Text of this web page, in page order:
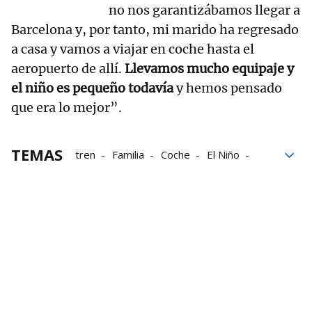
no nos garantizábamos llegar a
Barcelona y, por tanto, mi marido ha regresado
a casa y vamos a viajar en coche hasta el
aeropuerto de allí. Llevamos mucho equipaje y
el niño es pequeño todavíay hemos pensado
que era lo mejor”.
TEMAS tren Familia Coche
El Niño